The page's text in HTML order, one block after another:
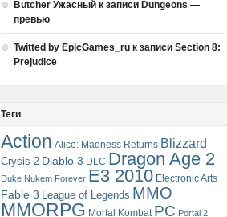
Butcher Ужасный к записи Dungeons —
превью
Twitted by EpicGames_ru к записи Section 8:
Prejudice
Теги
Action Alice: Madness Returns Blizzard
Crysis 2 Diablo 3 DLC Dragon Age 2
Duke Nukem Forever E3 2010 Electronic Arts
Fable 3 League of Legends MMO
MMORPG Mortal Kombat PC Portal 2